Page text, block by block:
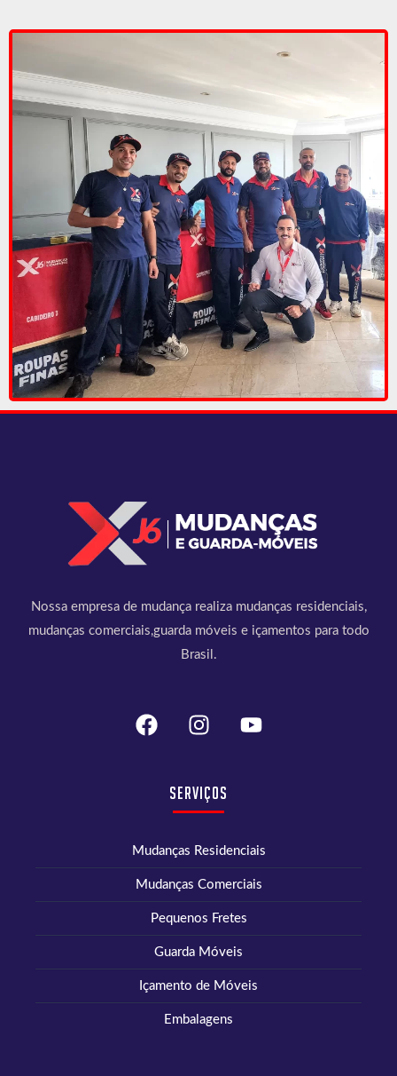
Nossa empresa de mudança realiza mudanças residenciais,
mudanças comerciais,guarda móveis e içamentos para todo
Brasil.
Serviços
Mudanças Residenciais
Mudanças Comerciais
Pequenos Fretes
Guarda Móveis
Içamento de Móveis
Embalagens